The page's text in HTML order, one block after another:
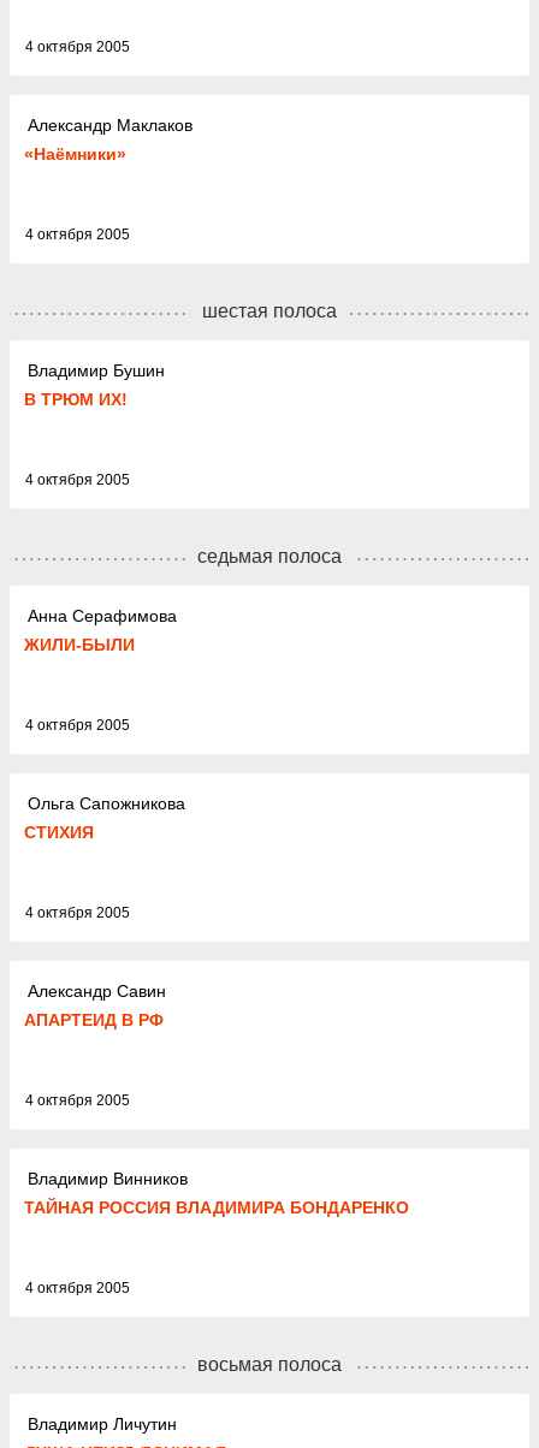
4 октября 2005
Александр Маклаков
«Наёмники»
4 октября 2005
шестая полоса
Владимир Бушин
В ТРЮМ ИХ!
4 октября 2005
седьмая полоса
Анна Серафимова
ЖИЛИ-БЫЛИ
4 октября 2005
Ольга Сапожникова
СТИХИЯ
4 октября 2005
Александр Савин
АПАРТЕИД В РФ
4 октября 2005
Владимир Винников
ТАЙНАЯ РОССИЯ ВЛАДИМИРА БОНДАРЕНКО
4 октября 2005
восьмая полоса
Владимир Личутин